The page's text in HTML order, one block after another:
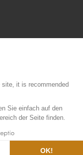
site, it is recommended
Sie einfach auf den
der Seite finden.
OK!